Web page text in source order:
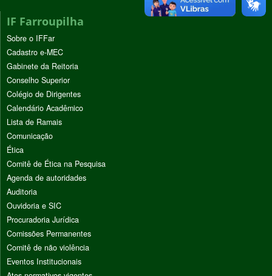
IF Farroupilha
Sobre o IFFar
Cadastro e-MEC
Gabinete da Reitoria
Conselho Superior
Colégio de Dirigentes
Calendário Acadêmico
Lista de Ramais
Comunicação
Ética
Comitê de Ética na Pesquisa
Agenda de autoridades
Auditoria
Ouvidoria e SIC
Procuradoria Jurídica
Comissões Permanentes
Comitê de não violência
Eventos Institucionais